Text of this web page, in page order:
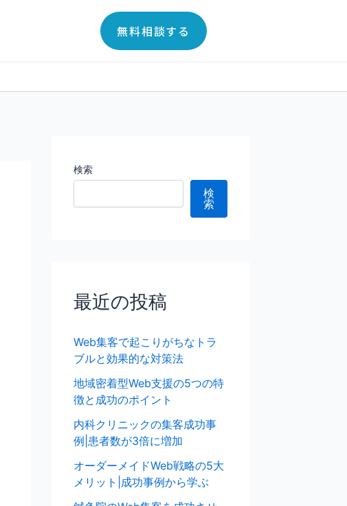
無料相談する
検索
検
索
最近の投稿
Web集客で起こりがちなトラ
ブルと効果的な対策法
地域密着型Web支援の5つの特
徴と成功のポイント
内科クリニックの集客成功事
例|患者数が3倍に増加
オーダーメイドWeb戦略の5大
メリット|成功事例から学ぶ